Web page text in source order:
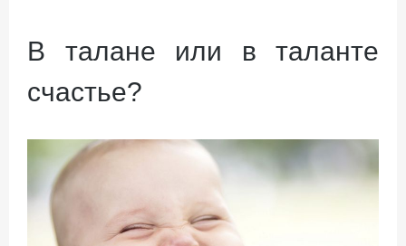
В талане или в таланте
счастье?